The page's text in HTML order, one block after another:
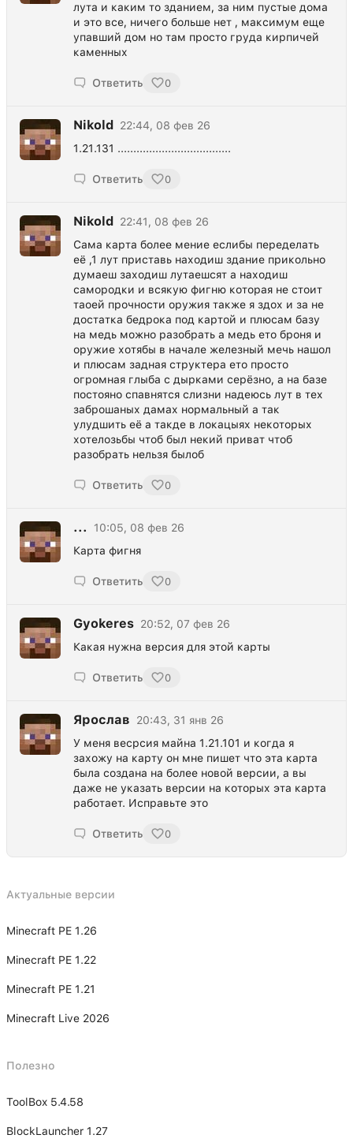
лута и каким то зданием, за ним пустые дома
и это все, ничего больше нет , максимум еще
упавший дом но там просто груда кирпичей
каменных
Ответить 0
Nikold
22:44, 08 фев 26
1.21.131 ....................................
Ответить 0
Nikold
22:41, 08 фев 26
Сама карта более мение еслибы переделать
её ,1 лут приставь находиш здание прикольно
думаеш заходиш лутаешсят а находиш
самородки и всякую фигню которая не стоит
таоей прочности оружия также я здох и за не
достатка бедрока под картой и плюсам базу
на медь можно разобрать а медь ето броня и
оружие хотябы в начале железный мечь нашол
и плюсам задная структера ето просто
огромная глыба с дырками серёзно, а на базе
постояно спавнятся слизни надеюсь лут в тех
заброшаных дамах нормальный а так
улудшить её а такде в локацыях некоторых
хотелозьбы чтоб был некий приват чтоб
разобрать нельзя былоб
Ответить 0
...
10:05, 08 фев 26
Карта фигня
Ответить 0
Gyokeres 20:52, 07 фев 26
Какая нужна версия для этой карты
Ответить 0
Ярослав
20:43, 31 янв 26
У меня весрсия майна 1.21.101 и когда я
захожу на карту он мне пишет что эта карта
была создана на более новой версии, а вы
даже не указать версии на которых эта карта
работает. Исправьте это
Ответить 0
Актуальные версии
Minecraft PE 1.26
Minecraft PE 1.22
Minecraft PE 1.21
Minecraft Live 2026
Полезно
ToolBox 5.4.58
BlockLauncher 1.27